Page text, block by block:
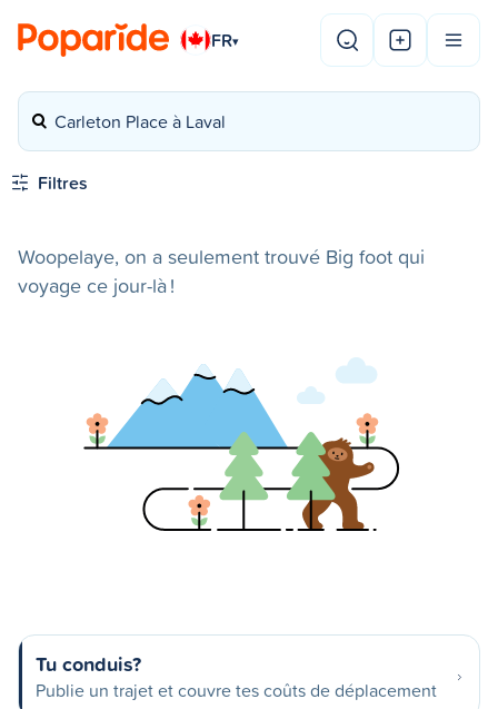
FR▾
Carleton Place à Laval
Filtres
Woopelaye, on a seulement trouvé Big foot qui
voyage ce jour-là !
Tu conduis?
Publie un trajet et couvre tes coûts de déplacement